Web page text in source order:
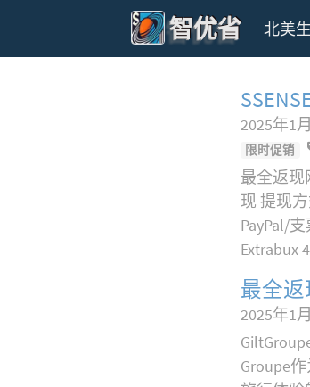
智优省 北美
2025年1
限时促销
最全返现
现 提现
PayPal/
Extrabux
最全返
2025年1
Groupe